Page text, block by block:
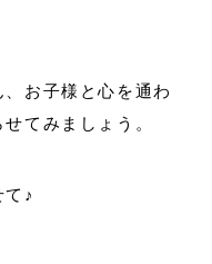
お子様と心を通わ
てみましょう。
♪